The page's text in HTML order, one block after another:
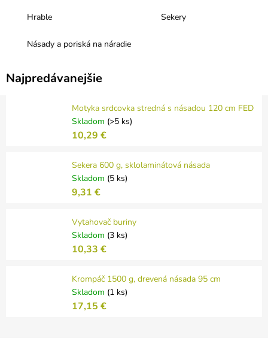
Hrable Sekery
Násady a poriská na náradie
Najpredávanejšie
Motyka srdcovka stredná s násadou 120 cm FED
Skladom (>5 ks)
10,29 €
Sekera 600 g, sklolaminátová násada
Skladom (5 ks)
9,31 €
Vytahovač buriny
Skladom (3 ks)
10,33 €
Krompáč 1500 g, drevená násada 95 cm
Skladom (1 ks)
17,15 €